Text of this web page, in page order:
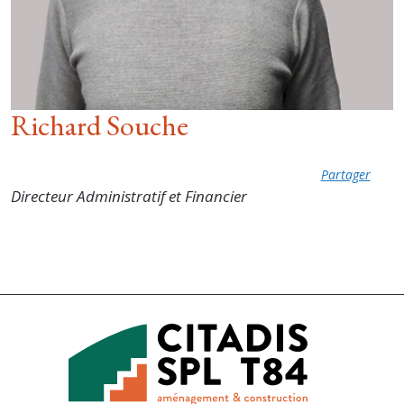
Richard Souche
Partager
Directeur Administratif et Financier